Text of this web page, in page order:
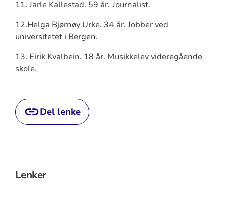
11. Jarle Kallestad. 59 år. Journalist.
12.Helga Bjørnøy Urke. 34 år. Jobber ved
universitetet i Bergen.
13. Eirik Kvalbein. 18 år. Musikkelev videregående
skole.
Del lenke
Lenker